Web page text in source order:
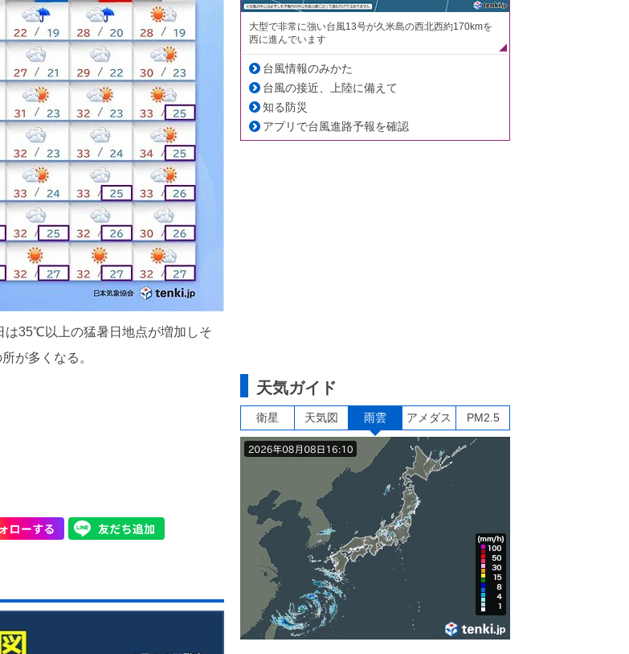
は35℃以上の猛暑日地点が増加しそ
が多くなる。
大型で非常に強い台風13号が久米島の西北西約170kmを
西に進んでいます
台風情報のみかた
台風の接近、上陸に備えて
知る防災
アプリで台風進路予報を確認
天気ガイド
衛星 天気図 雨雲 アメダス PM2.5